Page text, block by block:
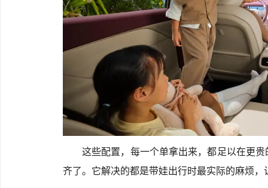
这些配置，每一个单拿出来，都足以在更
齐了。它解决的都是带娃出行时最实际的麻烦